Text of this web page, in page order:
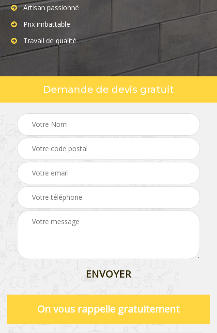
Artisan passionné
Prix imbattable
Travail de qualité
Demande de devis gratuit
On vous rappelle gratuitement